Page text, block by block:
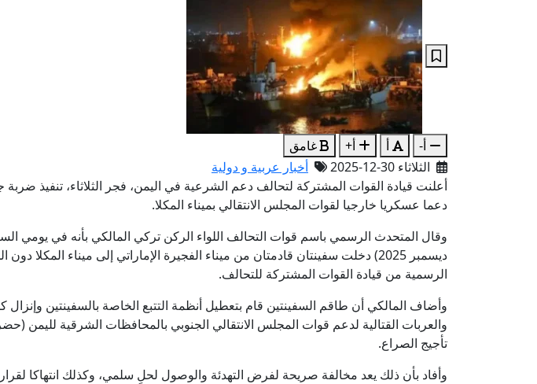
أ- أ أ+
غامق
الثلاثاء 30-12-2025
أخبار عربية و دولية
أعلنت قيادة القوات المشتركة لتحالف دعم الشرعية في اليمن، فجر الثلاثاء، تنفيذ
دعما عسكريا خارجيا لقوات المجلس الانتقالي بميناء المكلا.
ديسمبر 2025) دخلت سفينتان قادمتان من ميناء الفجيرة الإماراتي إلى ميناء المكلا
الرسمية من قيادة القوات المشتركة للتحالف.
وأضاف المالكي أن طاقم السفينتين قام بتعطيل أنظمة التتبع الخاصة بالسفينتين وإنزال
والعربات القتالية لدعم قوات المجلس الانتقالي الجنوبي بالمحافظات الشرقية لليمن
تأجيج الصراع.
وأفاد بأن ذلك يعد مخالفة صريحة لفرض التهدئة والوصول لحلٍ سلمي، وكذلك انتهاكا